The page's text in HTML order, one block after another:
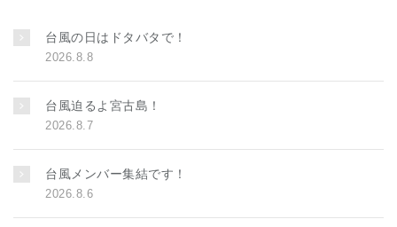
台風の日はドタバタで！
2026.8.8
台風迫るよ宮古島！
2026.8.7
台風メンバー集結です！
2026.8.6